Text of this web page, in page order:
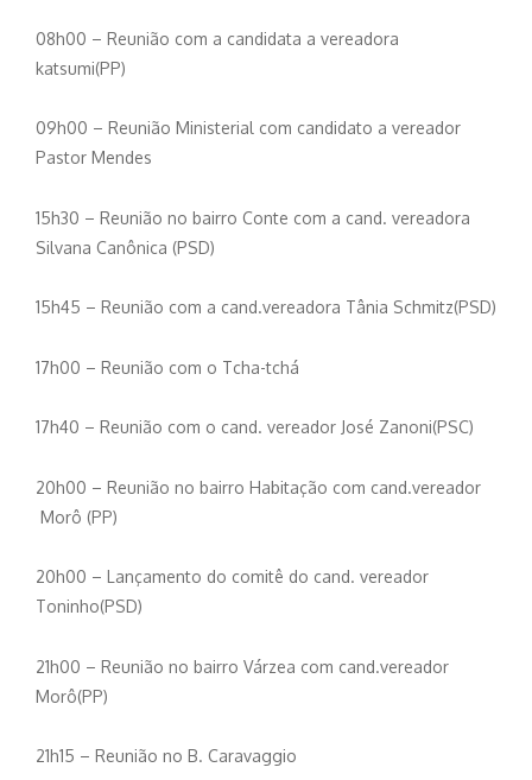
08h00 – Reunião com a candidata a vereadora
katsumi(PP)
09h00 – Reunião Ministerial com candidato a vereador
Pastor Mendes
15h30 – Reunião no bairro Conte com a cand. vereadora
Silvana Canônica (PSD)
15h45 – Reunião com a cand.vereadora Tânia Schmitz(PSD)
17h00 – Reunião com o Tcha-tchá
17h40 – Reunião com o cand. vereador José Zanoni(PSC)
20h00 – Reunião no bairro Habitação com cand.vereador
Morô (PP)
20h00 – Lançamento do comitê do cand. vereador
Toninho(PSD)
21h00 – Reunião no bairro Várzea com cand.vereador
Morô(PP)
21h15 – Reunião no B. Caravaggio